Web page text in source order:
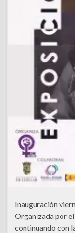
Inauguración
Organizada por
continuando con